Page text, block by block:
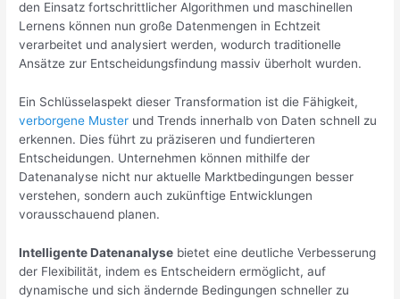
den Einsatz fortschrittlicher Algorithmen und maschinellen
Lernens können nun große Datenmengen in Echtzeit
verarbeitet und analysiert werden, wodurch traditionelle
Ansätze zur Entscheidungsfindung massiv überholt wurden.
Ein Schlüsselaspekt dieser Transformation ist die Fähigkeit,
verborgene Muster und Trends innerhalb von Daten schnell zu
erkennen. Dies führt zu präziseren und fundierteren
Entscheidungen. Unternehmen können mithilfe der
Datenanalyse nicht nur aktuelle Marktbedingungen besser
verstehen, sondern auch zukünftige Entwicklungen
vorausschauend planen.
Intelligente Datenanalyse bietet eine deutliche Verbesserung
der Flexibilität, indem es Entscheidern ermöglicht, auf
dynamische und sich ändernde Bedingungen schneller zu